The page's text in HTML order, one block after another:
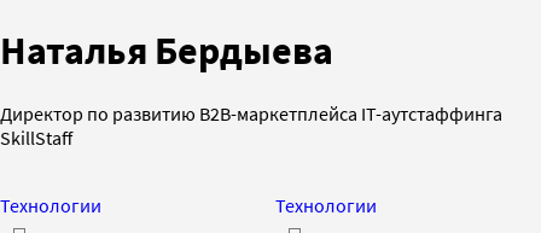
Наталья Бердыева
Директор по развитию B2B-маркетплейса IT-аутстаффинга
SkillStaff
Технологии Технологии